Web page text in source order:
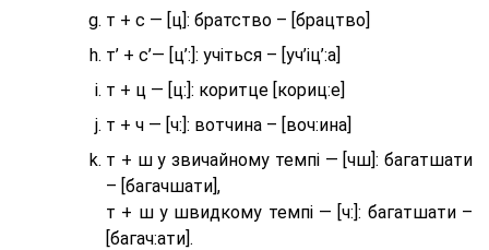
т + с — [ц]: братство – [брaцтво]
т’ + с’— [ц’:]: учіться – [уч’іц’:a]
т + ц — [ц:]: коритце [кориц:е]
т + ч — [ч:]: вотчина – [вoч:ина]
т + ш у звичайному темпі — [чш]: багатшати
– [багачшати],
т + ш у швидкому темпі — [ч:]: багатшати –
[багач:ати].